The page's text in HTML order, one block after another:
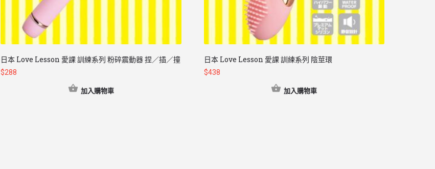
日本 Love Lesson 愛課 訓練系列 粉碎震動器 捏／插／撞
$288
加入購物車
日本 Love Lesson 愛課 訓練系列 陰莖環
$438
加入購物車